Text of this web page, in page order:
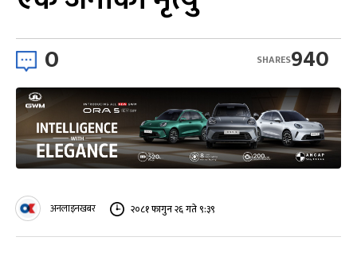
0 940
SHARES
अनलाइनखबर २०८१ फागुन २६ गते ९:३९